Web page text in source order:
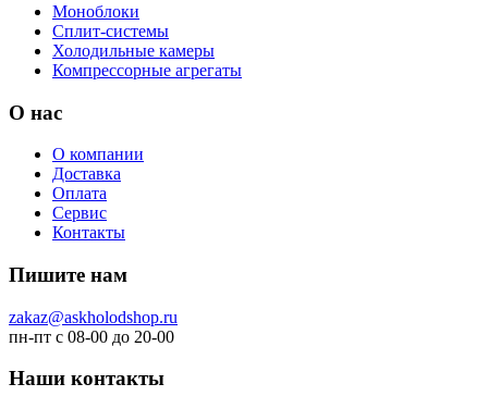
Моноблоки
Сплит-системы
Холодильные камеры
Компрессорные агрегаты
О нас
О компании
Доставка
Оплата
Сервис
Контакты
Пишите нам
zakaz@askholodshop.ru
пн-пт с 08-00 до 20-00
Наши контакты